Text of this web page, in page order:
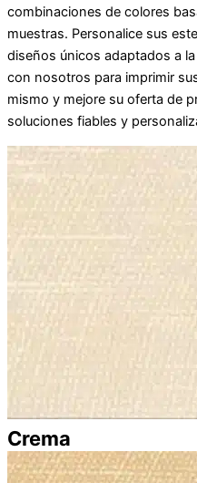
combinaciones de colores
muestras. Personalice sus
diseños únicos adaptados a
con nosotros para imprimir
mismo y mejore su oferta de
soluciones fiables y
Crema